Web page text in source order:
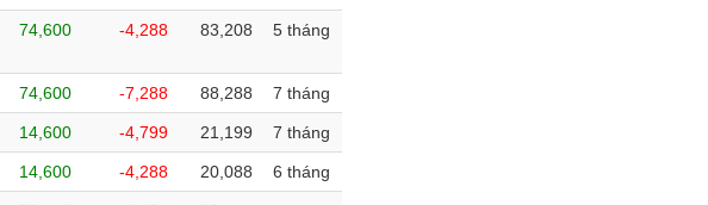
74,600 -4,288 83,208 5 tháng
74,600 -7,288 88,288 7 tháng
14,600 -4,799 21,199 7 tháng
14,600 -4,288 20,088 6 tháng